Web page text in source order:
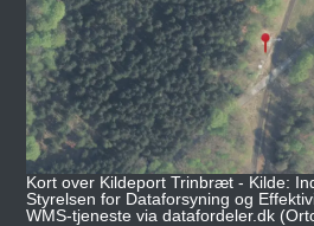
Kort over Kildeport Trinbræt - Kilde:
Styrelsen for Dataforsyning og
WMS-tjeneste via datafordeler.dk